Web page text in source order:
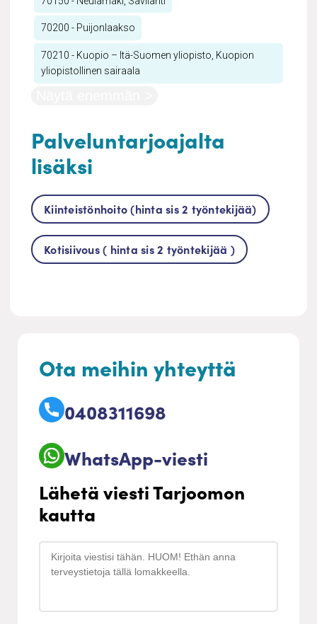
70200 - Puijonlaakso
70210 - Kuopio – Itä-Suomen yliopisto, Kuopion
yliopistollinen sairaala
Palveluntarjoajalta
lisäksi
Kiinteistönhoito (hinta sis 2 työntekijää)
Kotisiivous ( hinta sis 2 työntekijää )
Ota meihin yhteyttä
0408311698
WhatsApp-viesti
Lähetä viesti Tarjoomon
kautta